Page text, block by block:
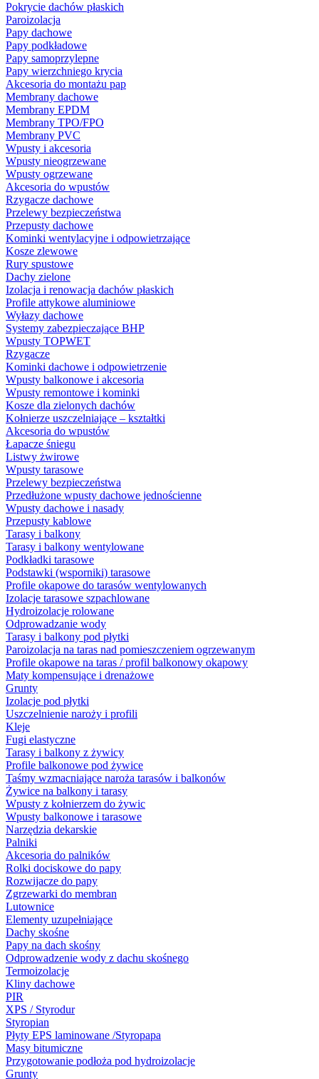
Pokrycie dachów płaskich
Paroizolacja
Papy dachowe
Papy podkładowe
Papy samoprzylepne
Papy wierzchniego krycia
Akcesoria do montażu pap
Membrany dachowe
Membrany EPDM
Membrany TPO/FPO
Membrany PVC
Wpusty i akcesoria
Wpusty nieogrzewane
Wpusty ogrzewane
Akcesoria do wpustów
Rzygacze dachowe
Przelewy bezpieczeństwa
Przepusty dachowe
Kominki wentylacyjne i odpowietrzające
Kosze zlewowe
Rury spustowe
Dachy zielone
Izolacja i renowacja dachów płaskich
Profile attykowe aluminiowe
Wyłazy dachowe
Systemy zabezpieczające BHP
Wpusty TOPWET
Rzygacze
Kominki dachowe i odpowietrzenie
Wpusty balkonowe i akcesoria
Wpusty remontowe i kominki
Kosze dla zielonych dachów
Kołnierze uszczelniające – kształtki
Akcesoria do wpustów
Łapacze śniegu
Listwy żwirowe
Wpusty tarasowe
Przelewy bezpieczeństwa
Przedłużone wpusty dachowe jednościenne
Wpusty dachowe i nasady
Przepusty kablowe
Tarasy i balkony
Tarasy i balkony wentylowane
Podkładki tarasowe
Podstawki (wsporniki) tarasowe
Profile okapowe do tarasów wentylowanych
Izolacje tarasowe szpachlowane
Hydroizolacje rolowane
Odprowadzanie wody
Tarasy i balkony pod płytki
Paroizolacja na taras nad pomieszczeniem ogrzewanym
Profile okapowe na taras / profil balkonowy okapowy
Maty kompensujące i drenażowe
Grunty
Izolacje pod płytki
Uszczelnienie naroży i profili
Kleje
Fugi elastyczne
Tarasy i balkony z żywicy
Profile balkonowe pod żywice
Taśmy wzmacniające naroża tarasów i balkonów
Żywice na balkony i tarasy
Wpusty z kołnierzem do żywic
Wpusty balkonowe i tarasowe
Narzędzia dekarskie
Palniki
Akcesoria do palników
Rolki dociskowe do papy
Rozwijacze do papy
Zgrzewarki do membran
Lutownice
Elementy uzupełniające
Dachy skośne
Papy na dach skośny
Odprowadzenie wody z dachu skośnego
Termoizolacje
Kliny dachowe
PIR
XPS / Styrodur
Styropian
Płyty EPS laminowane /Styropapa
Masy bitumiczne
Przygotowanie podłoża pod hydroizolacje
Grunty